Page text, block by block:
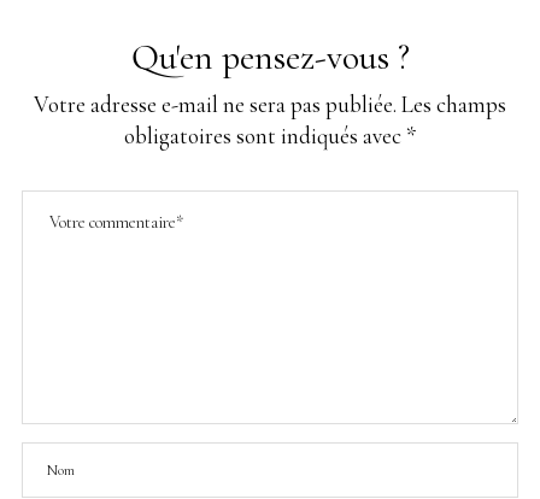
Qu'en pensez-vous ?
Votre adresse e-mail ne sera pas publiée. Les champs
obligatoires sont indiqués avec *